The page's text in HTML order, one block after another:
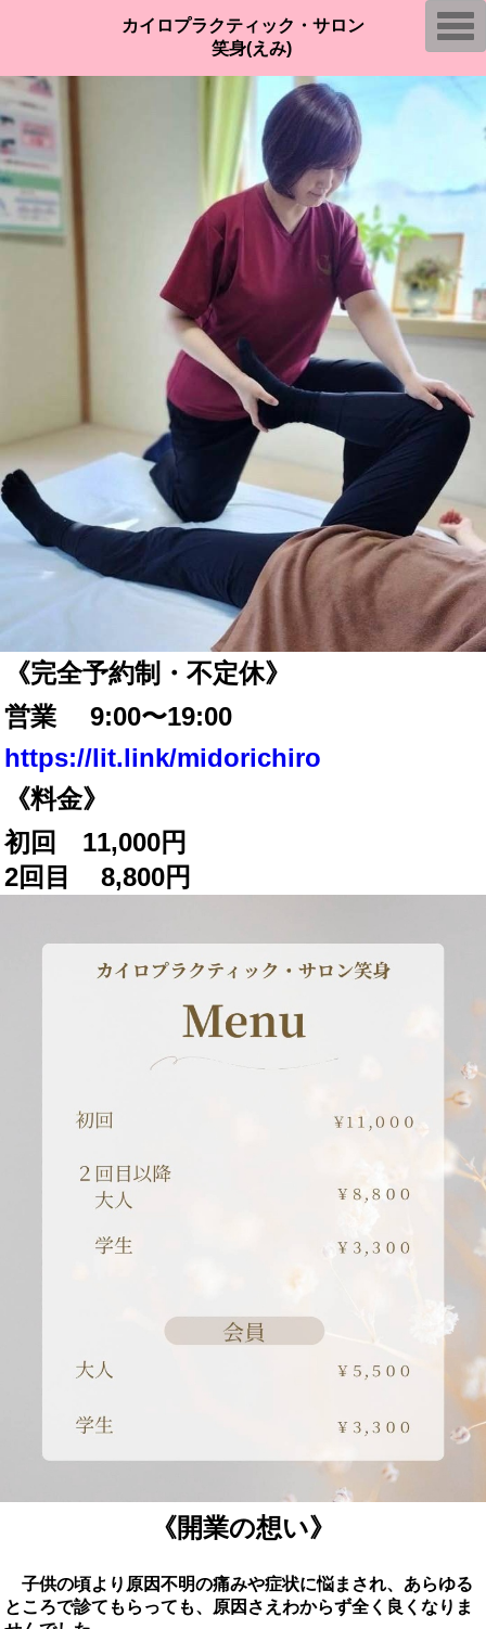
カイロプラクティック・サロン
笑身(えみ)
《完全予約制・不定休》
営業 9:00〜19:00
https://lit.link/midorichiro
《料金》
初回 11,000円
2回目 8,800円
《開業の想い》
子供の頃より原因不明の痛みや症状に悩まされ、あらゆる
ところで診てもらっても、原因さえわからず全く良くなりま
T
o
g
e
a
i
o
n